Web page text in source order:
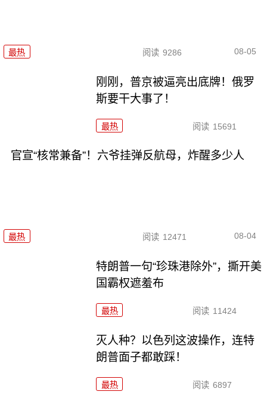
最热 阅读 9286 08-05
刚刚，普京被逼亮出底牌！俄罗
斯要干大事了！
最热 阅读 15691
官宣“核常兼备”！六爷挂弹反航母，炸醒多少人
最热 阅读 12471 08-04
特朗普一句“珍珠港除外”，撕开美
国霸权遮羞布
最热 阅读 11424
灭人种？以色列这波操作，连特
朗普面子都敢踩！
最热 阅读 6897